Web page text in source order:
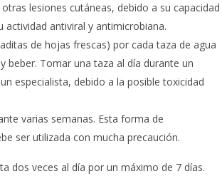
lesiones cutáneas, debido a su capacidad
antiviral y antimicrobiana.
de hojas frescas) por cada taza de agua
beber. Tomar una taza al día durante un
especialista, debido a la posible toxicidad
varias semanas. Esta forma de
ser utilizada con mucha precaución.
dos veces al día por un máximo de 7 días.